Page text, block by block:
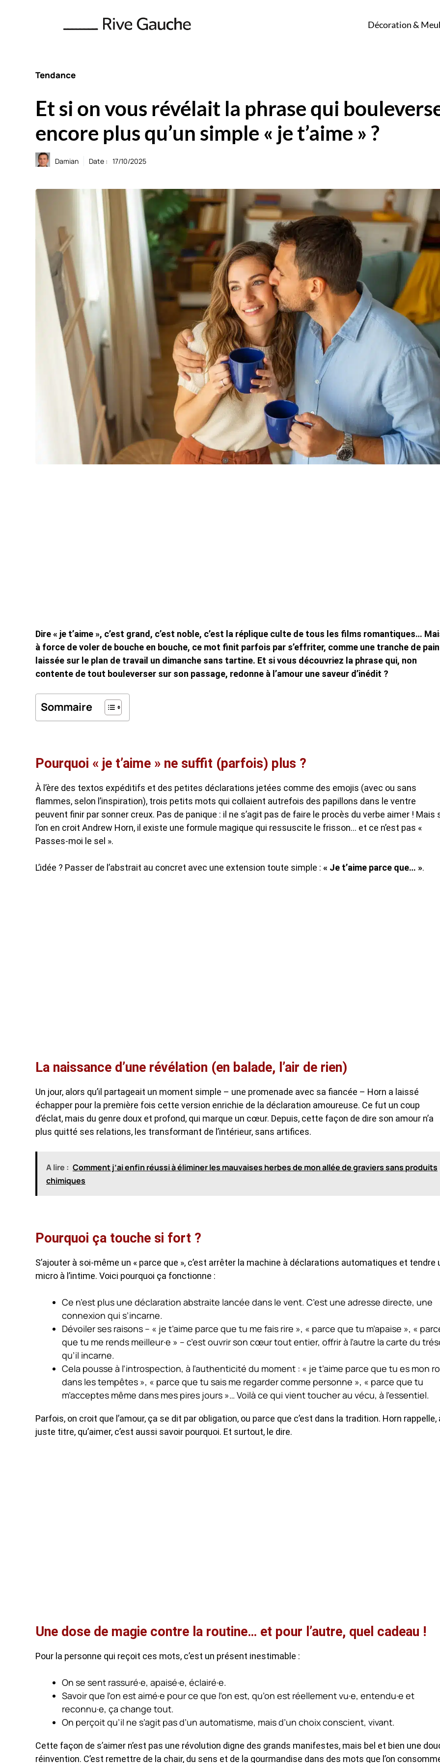
Décoration &
Tendance
Et si on vous révélait la phrase qui
encore plus qu’un simple « je t’aime » ?
Damian Date : 17/10/2025
Dire « je t’aime », c’est grand, c’est noble, c’est la réplique culte de tous les films romantiques…
à force de voler de bouche en bouche, ce mot finit parfois par s’effriter, comme une tranche de pain
laissée sur le plan de travail un dimanche sans tartine. Et si vous découvriez la phrase qui, non
contente de tout bouleverser sur son passage, redonne à l’amour une saveur d’inédit ?
Sommaire
Pourquoi « je t’aime » ne suffit (parfois) plus ?
À l’ère des textos expéditifs et des petites déclarations jetées comme des emojis (avec ou sans
flammes, selon l’inspiration), trois petits mots qui collaient autrefois des papillons dans le ventre
peuvent finir par sonner creux. Pas de panique : il ne s’agit pas de faire le procès du verbe aimer ! Mais
l’on en croit Andrew Horn, il existe une formule magique qui ressuscite le frisson… et ce n’est pas «
Passes-moi le sel ».
L’idée ? Passer de l’abstrait au concret avec une extension toute simple : « Je t’aime parce que… ».
La naissance d’une révélation (en balade, l’air de rien)
Un jour, alors qu’il partageait un moment simple – une promenade avec sa fiancée – Horn a laissé
échapper pour la première fois cette version enrichie de la déclaration amoureuse. Ce fut un coup
d’éclat, mais du genre doux et profond, qui marque un cœur. Depuis, cette façon de dire son amour n’a
plus quitté ses relations, les transformant de l’intérieur, sans artifices.
A lire : Comment j’ai enfin réussi à éliminer les mauvaises herbes de mon allée de graviers sans produits
chimiques
Pourquoi ça touche si fort ?
S’ajouter à soi-même un « parce que », c’est arrêter la machine à déclarations automatiques et tendre
micro à l’intime. Voici pourquoi ça fonctionne :
Ce n’est plus une déclaration abstraite lancée dans le vent. C’est une adresse directe, une
connexion qui s’incarne.
Dévoiler ses raisons – « je t’aime parce que tu me fais rire », « parce que tu m’apaise », «
que tu me rends meilleur·e » – c’est ouvrir son cœur tout entier, offrir à l’autre la carte du
qu’il incarne.
Cela pousse à l’introspection, à l’authenticité du moment : « je t’aime parce que tu es mon
dans les tempêtes », « parce que tu sais me regarder comme personne », « parce que tu
m’acceptes même dans mes pires jours »… Voilà ce qui vient toucher au vécu, à l’essentiel.
Parfois, on croit que l’amour, ça se dit par obligation, ou parce que c’est dans la tradition. Horn rappelle,
juste titre, qu’aimer, c’est aussi savoir pourquoi. Et surtout, le dire.
Une dose de magie contre la routine… et pour l’autre, quel cadeau !
Pour la personne qui reçoit ces mots, c’est un présent inestimable :
On se sent rassuré·e, apaisé·e, éclairé·e.
Savoir que l’on est aimé·e pour ce que l’on est, qu’on est réellement vu·e, entendu·e et
reconnu·e, ça change tout.
On perçoit qu’il ne s’agit pas d’un automatisme, mais d’un choix conscient, vivant.
Cette façon de s’aimer n’est pas une révolution digne des grands manifestes, mais bel et bien une
réinvention. C’est remettre de la chair, du sens et de la gourmandise dans des mots que l’on